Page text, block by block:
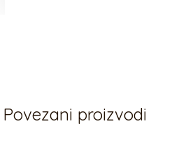
Povezani proizvodi